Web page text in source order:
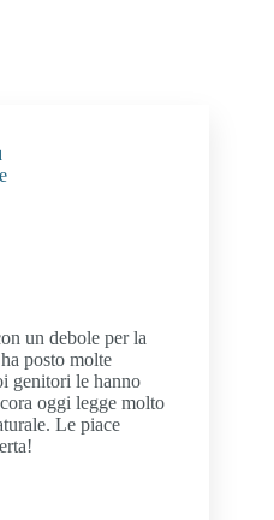
un debole per la
posto molte
genitori le hanno
oggi legge molto
Le piace